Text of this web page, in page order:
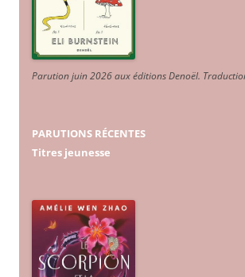
Parution juin 2026 aux éditions Denoël.
PARUTIONS RÉCENTES
Titres jeunesse